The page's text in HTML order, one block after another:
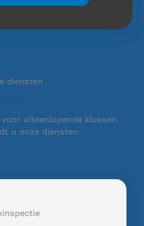
diensten
uiteenlopende klussen.
u onze diensten.